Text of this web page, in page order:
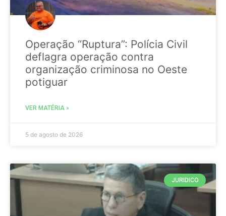
Operação “Ruptura”: Polícia Civil
deflagra operação contra
organização criminosa no Oeste
potiguar
VER MATÉRIA »
5 de agosto de 2026
JURIDICO